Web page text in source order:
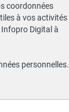
coordonnées
à vos activités
Digital à
personnelles.